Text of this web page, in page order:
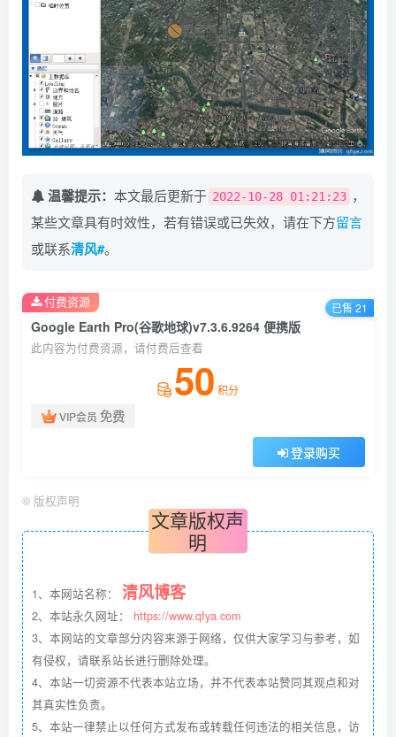
温馨提示： 本文最后更新于 2022-10-28 01:21:23 ，
某些文章具有时效性，若有错误或已失效，请在下方留言
或联系清风#。
Google Earth Pro(谷歌地球)v7.3.6.9264 便携版
此内容为付费资源，请付费后查看
50 积分
VIP会员 免费
登录购买
付费资源 已售 21
© 版权声明
文章版权声
明
1、本网站名称： 清风博客
2、本站永久网址： https://www.qfya.com
3、本网站的文章部分内容来源于网络，仅供大家学习与参考，如
有侵权，请联系站长进行删除处理。
4、本站一切资源不代表本站立场，并不代表本站赞同其观点和对
其真实性负责。
5、本站一律禁止以任何方式发布或转载任何违法的相关信息，访